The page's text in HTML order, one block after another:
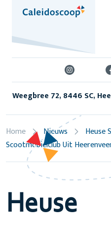
Weegbree 72, 8446 SC,
Home Nieuws
Heuse
Scootmobielclub Uit
Heuse